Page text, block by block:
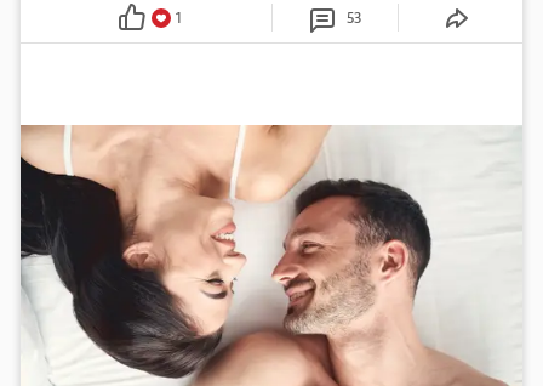
1 53